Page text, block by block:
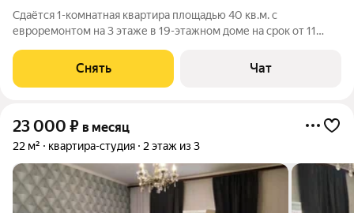
Сдаётся 1-комнатная квартира площадью 40 кв.м. с
евроремонтом на 3 этаже в 19-этажном доме на срок от 11
Холодильник Дом - панельный, окна выходят во двор. В
подъезде 2 лифта - 1 грузовой и 1
Снять Чат
23 000 ₽ в месяц
22 м² квартира-студия 2 этаж из 3